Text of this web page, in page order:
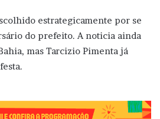
estrategicamente por se
do prefeito. A noticia ainda
mas Tarcizio Pimenta já